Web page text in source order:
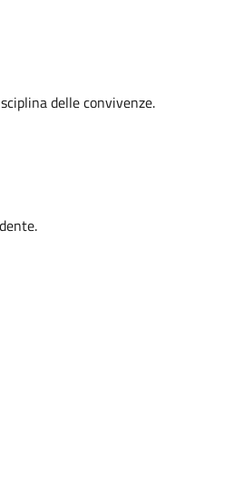
delle convivenze.